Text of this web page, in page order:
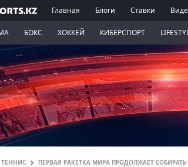
Главная Блоги Ставки
БОКС ХОККЕЙ КИБЕРСПОРТ
ТЕННИС ПЕРВАЯ РАКЕТКА МИРА ПРОДОЛЖАЕТ